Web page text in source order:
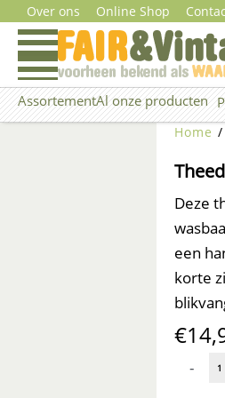
naar
inhoud
Over ons Online Shop
AssortementAl onze producten
Home /
Deze
een
korte
€
-